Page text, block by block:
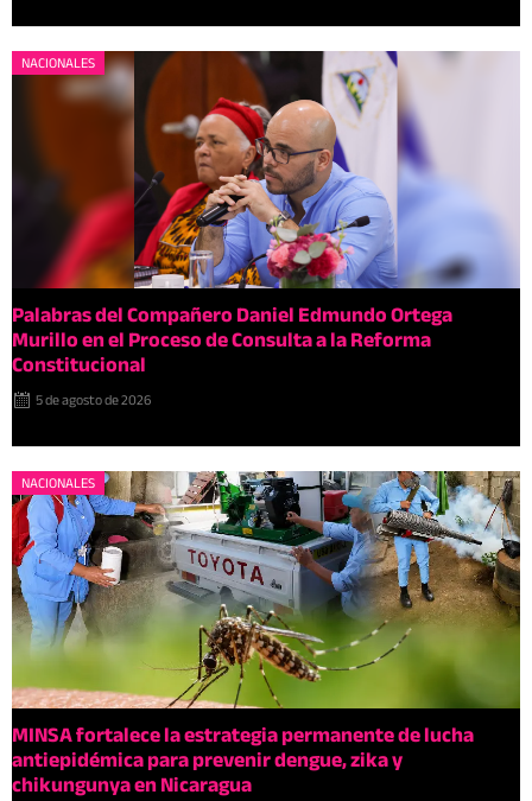
NACIONALES
Palabras del Compañero Daniel Edmundo Ortega
Murillo en el Proceso de Consulta a la Reforma
Constitucional
5 de agosto de 2026
NACIONALES
MINSA fortalece la estrategia permanente de lucha
antiepidémica para prevenir dengue, zika y
chikungunya en Nicaragua